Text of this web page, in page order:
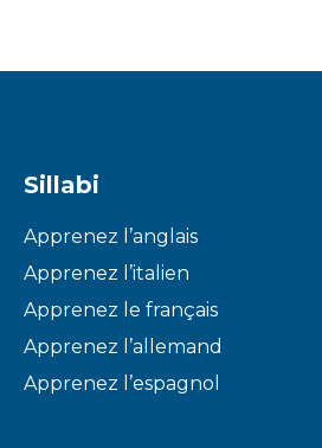
Sillabi
Apprenez l’anglais
Apprenez l’italien
Apprenez le français
Apprenez l’allemand
Apprenez l’espagnol